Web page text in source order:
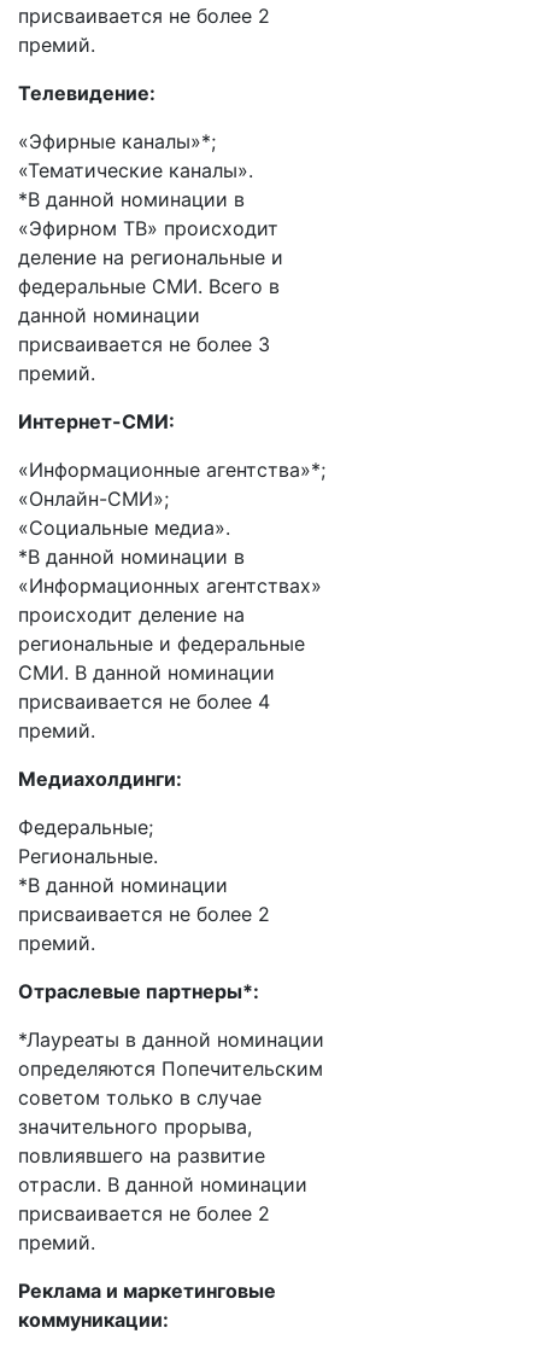
присваивается не более 2
премий.
Телевидение:
«Эфирные каналы»*;
«Тематические каналы».
*В данной номинации в
«Эфирном ТВ» происходит
деление на региональные и
федеральные СМИ. Всего в
данной номинации
присваивается не более 3
премий.
Интернет-СМИ:
«Информационные агентства»*;
«Онлайн-СМИ»;
«Социальные медиа».
*В данной номинации в
«Информационных агентствах»
происходит деление на
региональные и федеральные
СМИ. В данной номинации
присваивается не более 4
премий.
Медиахолдинги:
Федеральные;
Региональные.
*В данной номинации
присваивается не более 2
премий.
Отраслевые партнеры*:
*Лауреаты в данной номинации
определяются Попечительским
советом только в случае
значительного прорыва,
повлиявшего на развитие
отрасли. В данной номинации
присваивается не более 2
премий.
Реклама и маркетинговые
коммуникации: